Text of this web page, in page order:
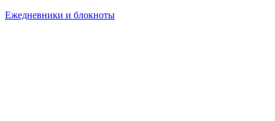
Ежедневники и блокноты